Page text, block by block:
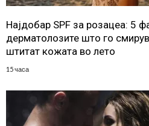
Најдобар SPF за розацеа: 5
дерматолозите што го
штитат кожата во лето
15 часа